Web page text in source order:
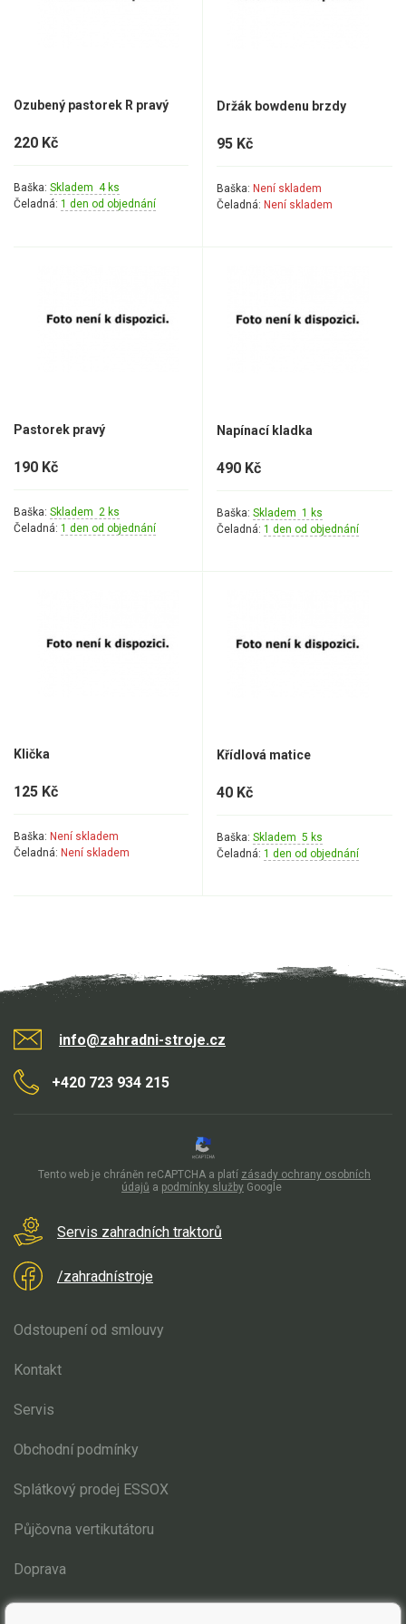
Benzínové křovinořezy a vyžínače
Aku křovinořezy a vyžínače
Motorové pily
Jednoruční pily
Aku křovinořezy a vyžínače
Aku pily
Aku STIHL
VARI
Kultivátory
Elektrocentrály
Elektrické skútry
Elektrické tříkolky
Elektrické tříkolky pro seniory
Elektrické tříkolky pracovní
Elektrické čtyřkolky
Náhradní díly
Řetězové pily
Náhradní díly pro křovinořezy
Náhradní díly Honda
Díly na motor
Lanka, bowdeny
Ozubený pastorek R pravý
220 Kč
Baška: Skladem 4 ks
Čeladná: 1 den od objednání
Držák bowdenu brzdy
95 Kč
Baška: Není skladem
Čeladná: Není skladem
Pastorek pravý
190 Kč
Baška: Skladem 2 ks
Čeladná: 1 den od objednání
Napínací kladka
490 Kč
Baška: Skladem 1 ks
Čeladná: 1 den od objednání
Klička
125 Kč
Baška: Není skladem
Čeladná: Není skladem
Křídlová matice
40 Kč
Baška: Skladem 5 ks
Čeladná: 1 den od objednání
info@zahradni-stroje.cz
+420 723 934 215
Servis zahradních traktorů
/zahradnístroje
Odstoupení od smlouvy
Kontakt
Servis
Obchodní podmínky
Splátkový prodej ESSOX
Půjčovna vertikutátoru
Doprava
Blog
Tento web je chráněn reCAPTCHA a platí zásady ochrany osobních
údajů a podmínky služby Google